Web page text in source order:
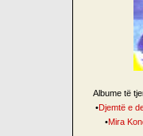
Albume të
•Djemtë e
•Mira